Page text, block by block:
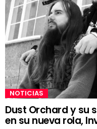
NOTICIAS
Dust Orchard y su
en su nueva rola,